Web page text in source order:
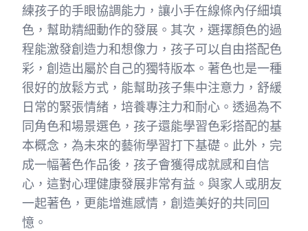
練孩子的手眼協調能力，讓小手在線條內仔細填
色，幫助精細動作的發展。其次，選擇顏色的過
程能激發創造力和想像力，孩子可以自由搭配色
彩，創造出屬於自己的獨特版本。著色也是一種
很好的放鬆方式，能幫助孩子集中注意力，舒緩
日常的緊張情緒，培養專注力和耐心。透過為不
同角色和場景選色，孩子還能學習色彩搭配的基
本概念，為未來的藝術學習打下基礎。此外，完
成一幅著色作品後，孩子會獲得成就感和自信
心，這對心理健康發展非常有益。與家人或朋友
一起著色，更能增進感情，創造美好的共同回
憶。